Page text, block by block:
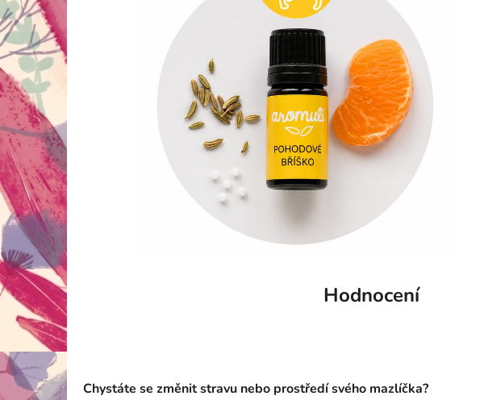
Hodnocení
Chystáte se změnit stravu nebo prostředí svého mazlíčka?